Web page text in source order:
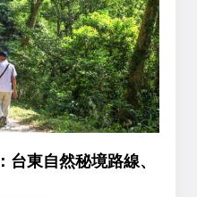
東自然秘境路線、